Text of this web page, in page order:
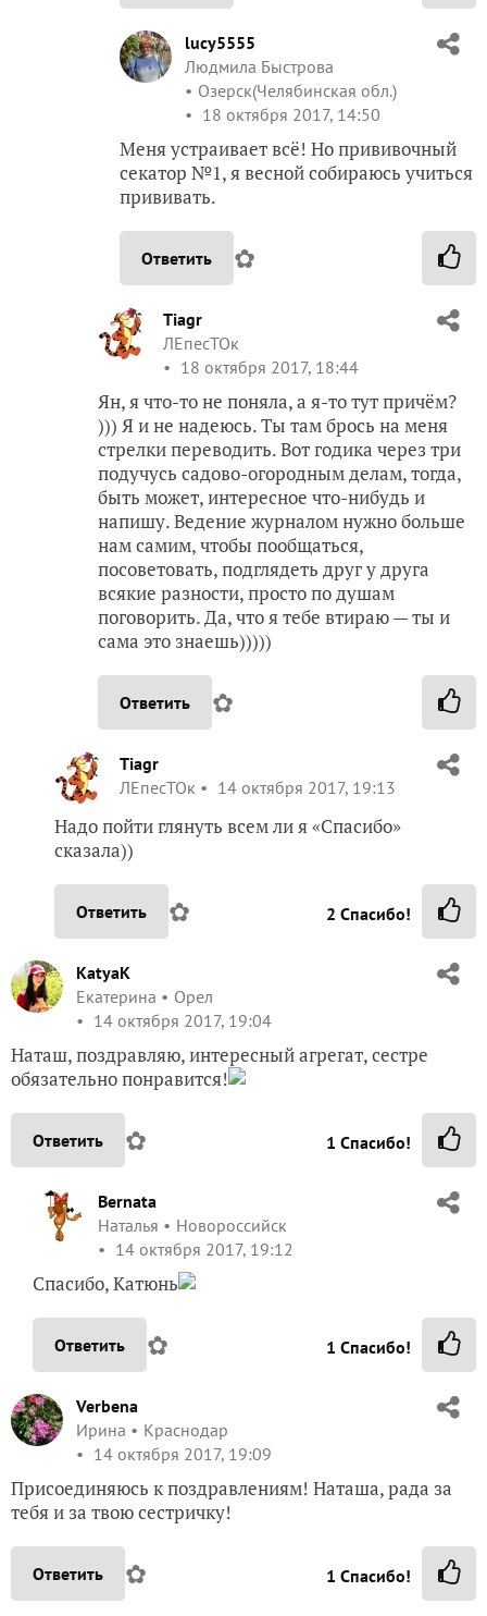
lucy5555
Людмила Быстрова
Озерск(Челябинская обл.)
18 октября 2017, 14:50
Меня устраивает всё! Но прививочный
секатор №1, я весной собираюсь учиться
прививать.
Ответить ✿
Tiagr
ЛЕпесТОк
18 октября 2017, 18:44
Ян, я что-то не поняла, а я-то тут причём?
))) Я и не надеюсь. Ты там брось на меня
стрелки переводить. Вот годика через три
подучусь садово-огородным делам, тогда,
быть может, интересное что-нибудь и
напишу. Ведение журналом нужно больше
нам самим, чтобы пообщаться,
посоветовать, подглядеть друг у друга
всякие разности, просто по душам
поговорить. Да, что я тебе втираю — ты и
сама это знаешь)))))
Ответить ✿
Tiagr
ЛЕпесТОк
14 октября 2017, 19:13
Надо пойти глянуть всем ли я «Спасибо»
сказала))
Ответить ✿ 2 Спасибо!
KatyaK
Екатерина
Орел
14 октября 2017, 19:04
Наташ, поздравляю, интересный агрегат, сестре
обязательно понравится!
Ответить ✿ 1 Спасибо!
Bernata
Наталья
Новороссийск
14 октября 2017, 19:12
Спасибо, Катюнь
Ответить ✿ 1 Спасибо!
Verbena
Ирина
Краснодар
14 октября 2017, 19:09
Присоединяюсь к поздравлениям! Наташа, рада за
тебя и за твою сестричку!
Ответить ✿ 1 Спасибо!